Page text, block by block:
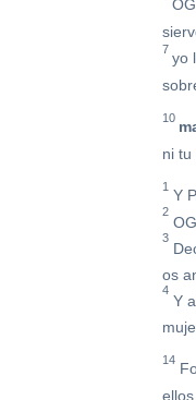
7 yo
10
ni tu
1 Y
2
OG
3
os
4
Y
14